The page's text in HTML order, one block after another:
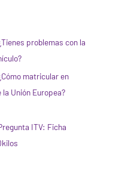
problemas con la
matricular en
Unión Europea?
ITV: Ficha